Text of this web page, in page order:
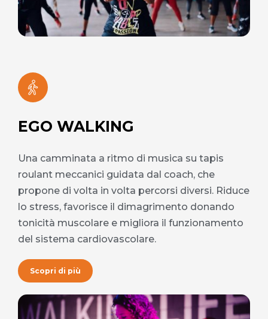
EGO WALKING
Una camminata a ritmo di musica su tapis
roulant meccanici guidata dal coach, che
propone di volta in volta percorsi diversi. Riduce
lo stress, favorisce il dimagrimento donando
tonicità muscolare e migliora il funzionamento
del sistema cardiovascolare.
Scopri di più